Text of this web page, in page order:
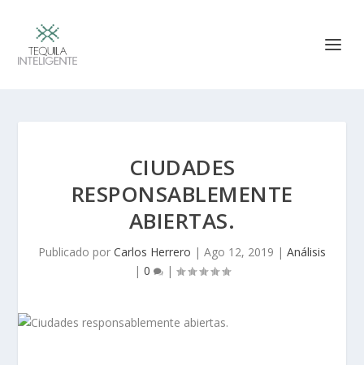
CIUDADES
RESPONSABLEMENTE
ABIERTAS.
Publicado por Carlos Herrero | Ago 12, 2019 | Análisis
| 0 |